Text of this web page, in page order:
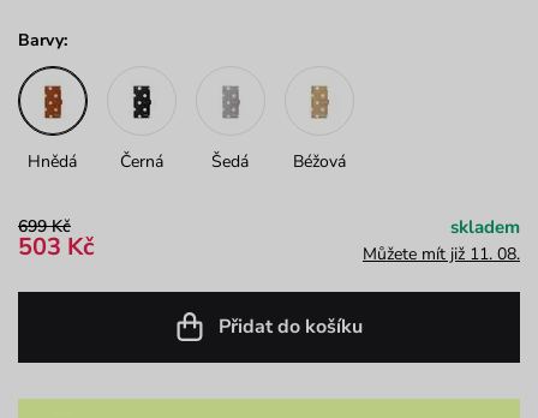
Barvy:
Hnědá Černá Šedá Béžová
699 Kč
503 Kč
skladem
Můžete mít již 11. 08.
Přidat do košíku